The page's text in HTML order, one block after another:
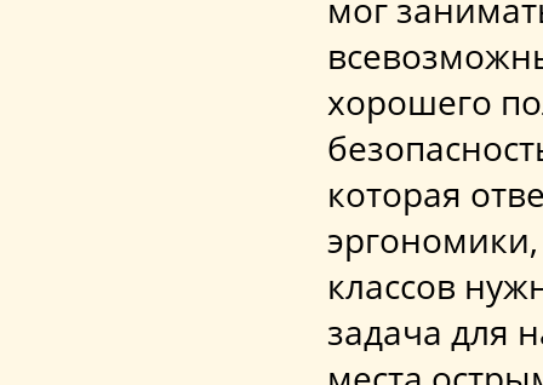
мог
хорошего
которая
классов
задача для